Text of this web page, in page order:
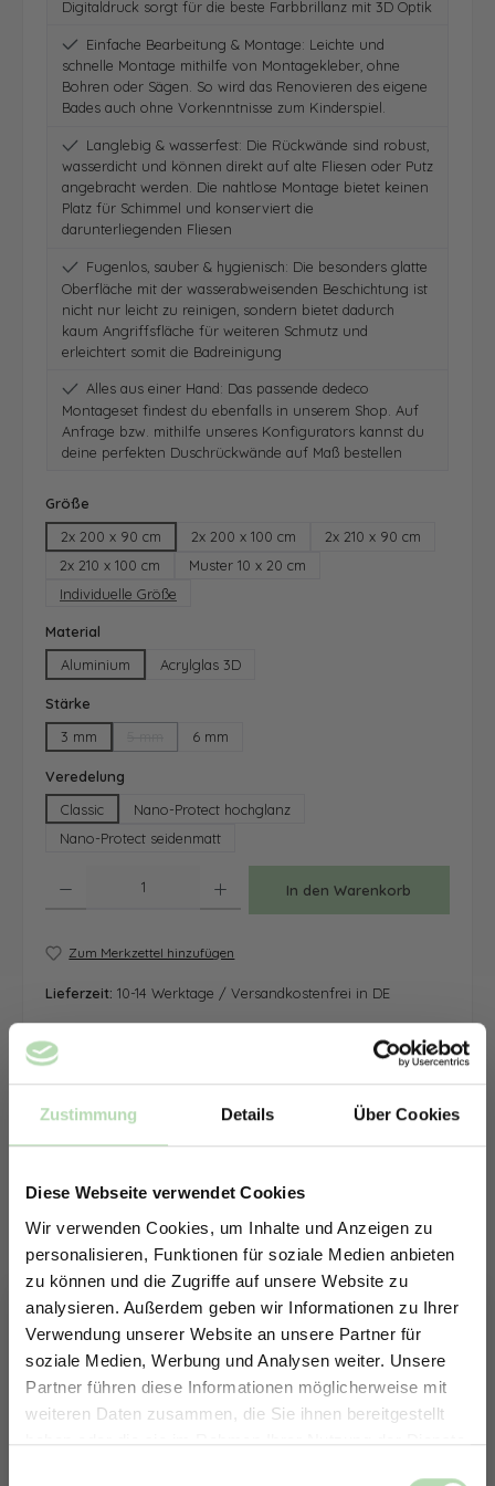
Zustimmung Details Über Cookies
Diese Webseite verwendet Cookies
Wir verwenden Cookies, um Inhalte und Anzeigen zu
personalisieren, Funktionen für soziale Medien anbieten
zu können und die Zugriffe auf unsere Website zu
analysieren. Außerdem geben wir Informationen zu Ihrer
Verwendung unserer Website an unsere Partner für
soziale Medien, Werbung und Analysen weiter. Unsere
Partner führen diese Informationen möglicherweise mit
weiteren Daten zusammen, die Sie ihnen bereitgestellt
haben oder die sie im Rahmen Ihrer Nutzung der Dienste
Digitaldruck sorgt für die beste Farbbrillanz mit 3D Optik
Einfache Bearbeitung & Montage: Leichte und
schnelle Montage mithilfe von Montagekleber, ohne
Bohren oder Sägen. So wird das Renovieren des eigene
Bades auch ohne Vorkenntnisse zum Kinderspiel.
Langlebig & wasserfest: Die Rückwände sind robust,
wasserdicht und können direkt auf alte Fliesen oder Putz
angebracht werden. Die nahtlose Montage bietet keinen
Platz für Schimmel und konserviert die
darunterliegenden Fliesen
Fugenlos, sauber & hygienisch: Die besonders glatte
Oberfläche mit der wasserabweisenden Beschichtung ist
nicht nur leicht zu reinigen, sondern bietet dadurch
kaum Angriffsfläche für weiteren Schmutz und
erleichtert somit die Badreinigung
Alles aus einer Hand: Das passende dedeco
Montageset findest du ebenfalls in unserem Shop. Auf
Anfrage bzw. mithilfe unseres Konfigurators kannst du
deine perfekten Duschrückwände auf Maß bestellen
Größe
2x 200 x 90 cm
2x 200 x 100 cm
2x 210 x 90 cm
2x 210 x 100 cm
Muster 10 x 20 cm
Individuelle Größe
Material
Aluminium
Acrylglas 3D
Stärke
3 mm
(Diese Option ist zurzeit nicht verfügbar.)
6 mm
Veredelung
Classic
Nano-Protect hochglanz
Nano-Protect seidenmatt
In den Warenkorb
Zum Merkzettel hinzufügen
Lieferzeit: 10-14 Werktage / Versandkostenfrei in DE
ERHALTE 5% RABATT AUF
DEINE RÜCKWÄNDE